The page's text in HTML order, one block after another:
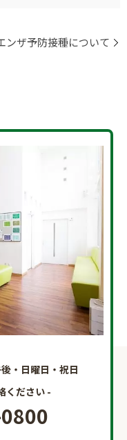
ンザ予防接種について
・日曜日・祝日
ください -